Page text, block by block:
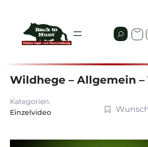
Wildhege – Allgemein –
Kategorien:
Einzelvideo